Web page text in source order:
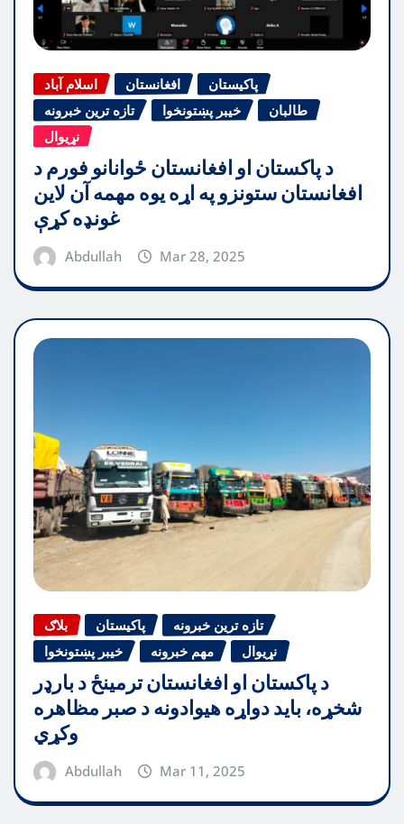
اسلام آباد افغانستان
پاکیستان
تازه ترین خبرونه
خیبر پښتونخوا
طالبان
نړیوال
د پاکستان او افغانستان ځوانانو فورم د
افغانستان ستونزو په اړه یوه مهمه آن لاین
غونډه کړې
Abdullah Mar 28, 2025
بلاګ پاکیستان
تازه ترین خبرونه
خیبر پښتونخوا
مهم خبرونه نړیوال
د پاکستان او افغانستان ترمینځ د بارډر
شخړه، باید دواړه هیوادونه د صبر مظاهره
وکړي
Abdullah Mar 11, 2025